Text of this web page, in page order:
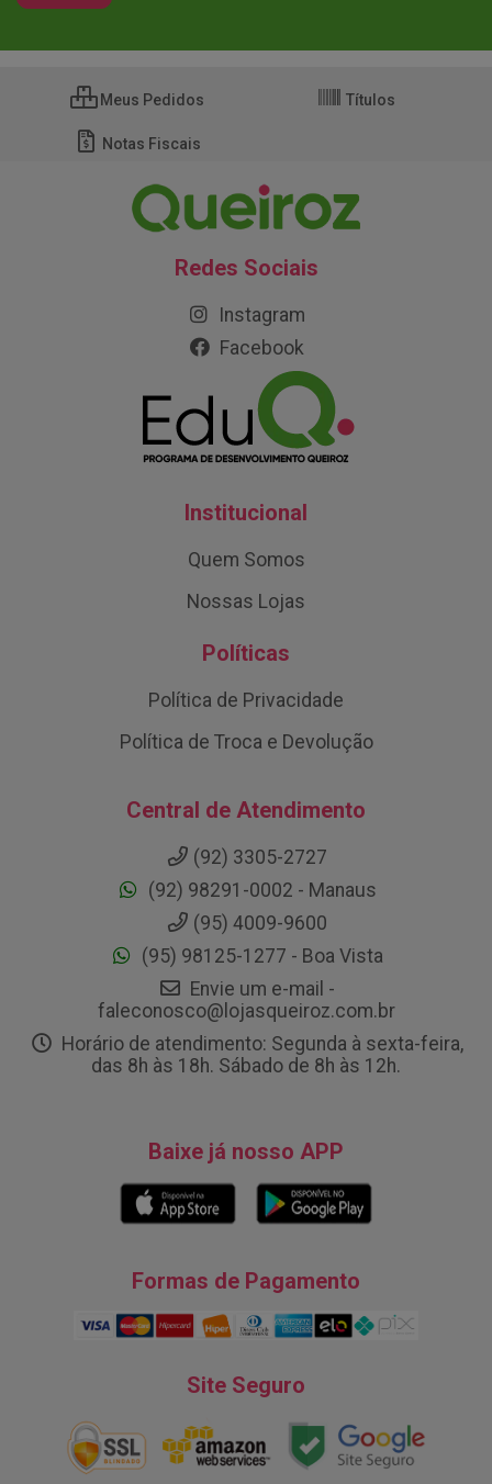
Meus Pedidos Títulos
Notas Fiscais
Redes Sociais
Instagram
Facebook
Institucional
Quem Somos
Nossas Lojas
Políticas
Política de Privacidade
Política de Troca e Devolução
Central de Atendimento
(92) 3305-2727
(92) 98291-0002 - Manaus
(95) 4009-9600
(95) 98125-1277 - Boa Vista
Envie um e-mail -
faleconosco@lojasqueiroz.com.br
Horário de atendimento: Segunda à sexta-feira,
das 8h às 18h. Sábado de 8h às 12h.
Baixe já nosso APP
Formas de Pagamento
Site Seguro